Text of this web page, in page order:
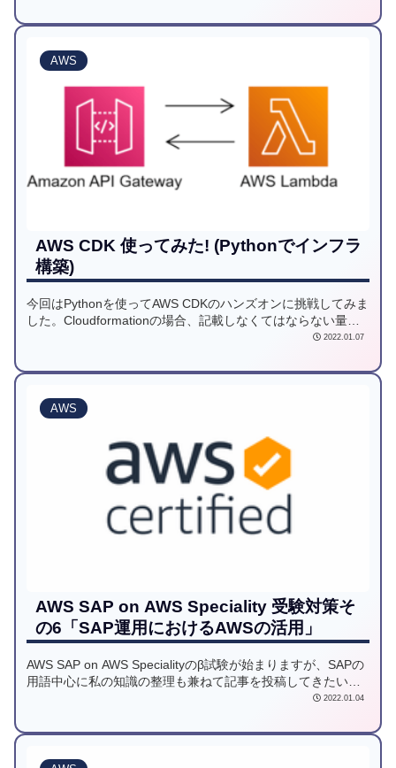
AWS
AWS CDK 使ってみた! (Pythonでインフラ
構築)
今回はPythonを使ってAWS CDKのハンズオンに挑戦してみま
した。Cloudformationの場合、記載しなくてはならない量が
そこそこ多く大変ですがCDKではコード量を抑えながら柔軟
2022.01.07
AWS
AWS SAP on AWS Speciality 受験対策そ
の6「SAP運用におけるAWSの活用」
AWS SAP on AWS Specialityのβ試験が始まりますが、SAPの
用語中心に私の知識の整理も兼ねて記事を投稿してきたいと
思います。6回目は、SAP運用におけるAWSサービスの活用を
2022.01.04